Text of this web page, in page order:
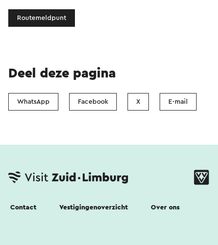
Routemeldpunt
Deel deze pagina
WhatsApp Facebook X E-mail
Contact Vestigingenoverzicht Over ons